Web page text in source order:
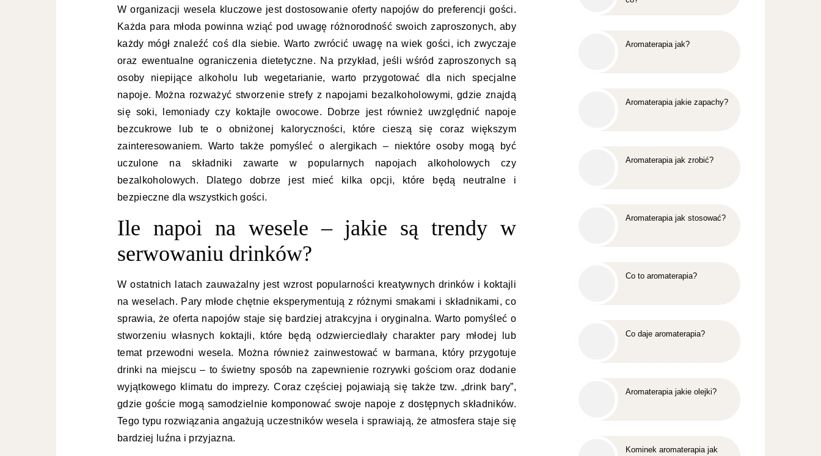
W organizacji wesela kluczowe jest dostosowanie oferty napojów do preferencji gości.
Każda para młoda powinna wziąć pod uwagę różnorodność swoich zaproszonych, aby
każdy mógł znaleźć coś dla siebie. Warto zwrócić uwagę na wiek gości, ich zwyczaje
oraz ewentualne ograniczenia dietetyczne. Na przykład, jeśli wśród zaproszonych są
osoby niepijące alkoholu lub wegetarianie, warto przygotować dla nich specjalne
napoje. Można rozważyć stworzenie strefy z napojami bezalkoholowymi, gdzie znajdą
się soki, lemoniady czy koktajle owocowe. Dobrze jest również uwzględnić napoje
bezcukrowe lub te o obniżonej kaloryczności, które cieszą się coraz większym
zainteresowaniem. Warto także pomyśleć o alergikach – niektóre osoby mogą być
uczulone na składniki zawarte w popularnych napojach alkoholowych czy
bezalkoholowych. Dlatego dobrze jest mieć kilka opcji, które będą neutralne i
bezpieczne dla wszystkich gości.
Ile napoi na wesele – jakie są trendy w
serwowaniu drinków?
W ostatnich latach zauważalny jest wzrost popularności kreatywnych drinków i koktajli
na weselach. Pary młode chętnie eksperymentują z różnymi smakami i składnikami, co
sprawia, że oferta napojów staje się bardziej atrakcyjna i oryginalna. Warto pomyśleć o
stworzeniu własnych koktajli, które będą odzwierciedlały charakter pary młodej lub
temat przewodni wesela. Można również zainwestować w barmana, który przygotuje
drinki na miejscu – to świetny sposób na zapewnienie rozrywki gościom oraz dodanie
wyjątkowego klimatu do imprezy. Coraz częściej pojawiają się także tzw. „drink bary”,
gdzie goście mogą samodzielnie komponować swoje napoje z dostępnych składników.
Tego typu rozwiązania angażują uczestników wesela i sprawiają, że atmosfera staje się
bardziej luźna i przyjazna.
Aromaterapia jak?
Aromaterapia jakie zapachy?
Aromaterapia jak zrobić?
Aromaterapia jak stosować?
Co to aromaterapia?
Co daje aromaterapia?
Aromaterapia jakie olejki?
Kominek aromaterapia jak